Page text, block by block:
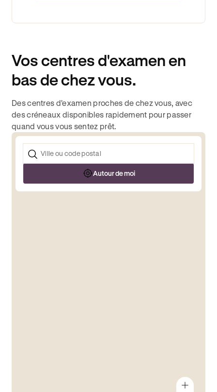
Vos centres d'examen en
bas de chez vous.
Des centres d'examen proches de chez vous, avec
des créneaux disponibles rapidement pour passer
quand vous vous sentez prêt.
Autour de moi